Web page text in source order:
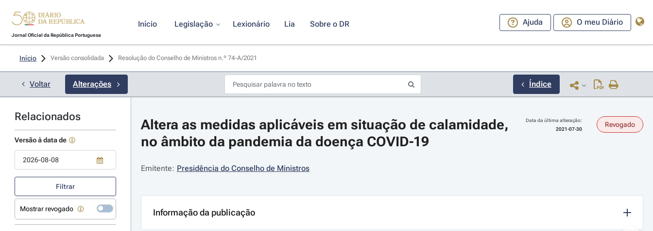
Jornal Oficial da República Portuguesa
Início Legislação Lexionário Lia Sobre o DR Ajuda O meu Diário
Início Versão consolidada Resolução do Conselho de Ministros n.º 74-A/2021
Voltar Alterações Índice
Relacionados
Versão à data de
Use a tecla de seta para baixo para abrir o calendário; Use as teclas de seta para navegar pelos dias do calendário; Use cmd ou ctrl + seta para a direita ou esquerda para navegar pelos meses; Use cmd ou ctrl +
Filtrar
Mostrar revogado
Altera as medidas aplicáveis em situação de calamidade,
no âmbito da pandemia da doença COVID-19
Data da última alteração:
2021-07-30
Revogado
Emitente: Presidência do Conselho de Ministros
Informação da publicação